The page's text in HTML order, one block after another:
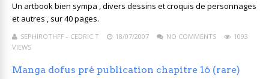
Un artbook bien sympa , divers dessins et croquis de personnages
et autres , sur 40 pages.
SEPHIROTHFF - CEDRIC T 18/07/2007 NO COMMENTS
1093
VIEWS
Manga dofus pré publication chapitre 16 (rare)